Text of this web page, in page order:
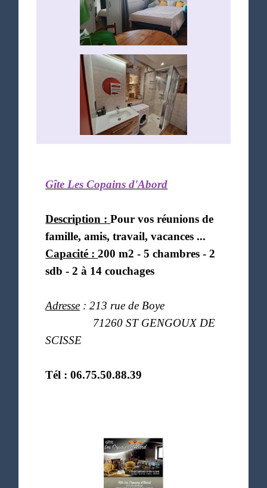
Gîte Les Copains d'Abord
Description :Pour vos réunions de
famille, amis, travail, vacances ...
Capacité :200 m2 - 5 chambres - 2
sdb - 2 à 14 couchages
Adresse : 213 rue de Boye
71260 ST GENGOUX DE
SCISSE
Tél : 06.75.50.88.39